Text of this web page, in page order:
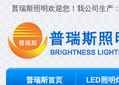
普瑞斯照明欢迎您！我公司生产：
普瑞斯首页 LED照明